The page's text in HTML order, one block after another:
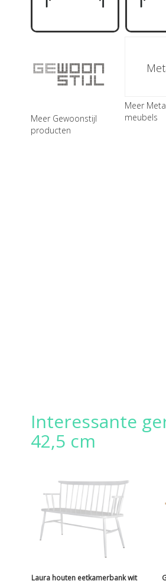
Meer Gewoonstijl
producten
Meer
meubels
Interessante
42,5 cm
Laura houten eetkamerbank wit